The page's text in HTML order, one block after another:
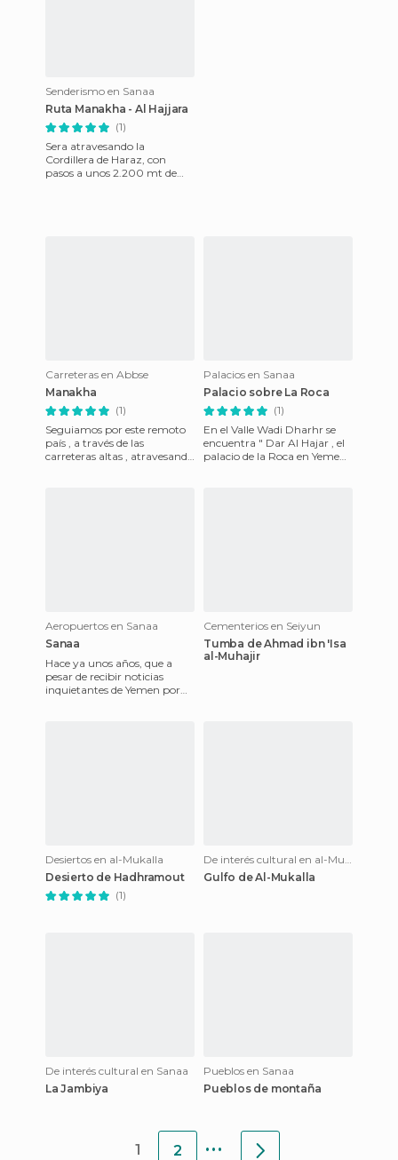
Senderismo en Sanaa
Ruta Manakha - Al Hajjara
(1)
Sera atravesando la
Cordillera de Haraz, con
pasos a unos 2.200 mt de
Carreteras en Abbse
Manakha
(1)
Seguiamos por este remoto
país , a través de las
carreteras altas , atravesando
Palacios en Sanaa
Palacio sobre La Roca
(1)
En el Valle Wadi Dharhr se
encuentra " Dar Al Hajar , el
palacio de la Roca en Yemen ,
Aeropuertos en Sanaa
Sanaa
Hace ya unos años, que a
pesar de recibir noticias
inquietantes de Yemen por
Cementerios en Seiyun
Tumba de Ahmad ibn 'Isa
al-Muhajir
Desiertos en al-Mukalla
Desierto de Hadhramout
(1)
De interés cultural en al-Mukalla
Gulfo de Al-Mukalla
De interés cultural en Sanaa
La Jambiya
Pueblos en Sanaa
Pueblos de montaña
1 2 ...